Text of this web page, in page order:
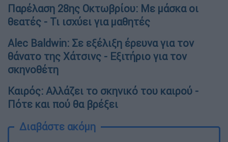
Παρέλαση 28ης Οκτωβρίου: Με μάσκα οι
θεατές - Τι ισχύει για μαθητές
Alec Baldwin: Σε εξέλιξη έρευνα για τον
θάνατο της Χάτσινς - Εξιτήριο για τον
σκηνοθέτη
Καιρός: Αλλάζει το σκηνικό του καιρού -
Πότε και πού θα βρέξει
Διαβάστε ακόμη